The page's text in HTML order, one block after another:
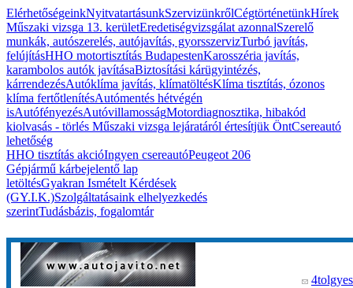
ElérhetőségeinkNyitvatartásunkSzervizünkrőlCégtörténetünkHírek
Műszaki vizsga 13. kerületEredetiségvizsgálat azonnalSzerelő
munkák, autószerelés, autójavítás, gyorsszervizTurbó javítás,
felújításHHO motortisztítás BudapestenKarosszéria javítás,
karambolos autók javításaBiztosítási kárügyintézés,
kárrendezésAutóklíma javítás, klímatöltésKlíma tisztítás, ózonos
klíma fertőtlenítésAutómentés hétvégén
isAutófényezésAutóvillamosságMotordiagnosztika, hibakód
kiolvasás - törlés Műszaki vizsga lejáratáról értesítjük ÖntCsereautó
lehetőség
HHO tisztítás akcióIngyen csereautóPeugeot 206
Gépjármű kárbejelentő lap
letöltésGyakran Ismételt Kérdések
(GY.I.K.)Szolgáltatásaink elhelyezkedés
szerintTudásbázis, fogalomtár